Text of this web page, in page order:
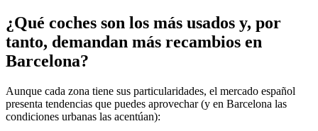
¿Qué coches son los más usados y, por
tanto, demandan más recambios en
Barcelona?
Aunque cada zona tiene sus particularidades, el mercado español
presenta tendencias que puedes aprovechar (y en Barcelona las
condiciones urbanas las acentúan):